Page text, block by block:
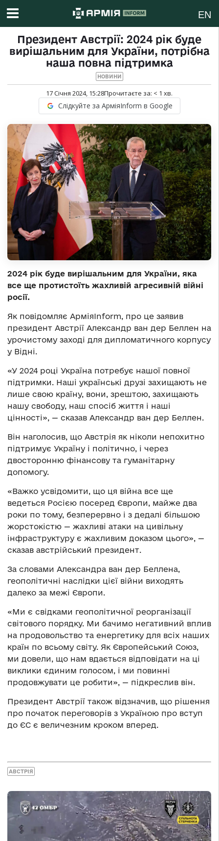
EN
Президент Австрії: 2024 рік буде
вирішальним для України, потрібна
наша повна підтримка
НОВИНИ
17 Січня 2024, 15:28Прочитаєте за: < 1 хв.
Слідкуйте за АрміяInform в Google
2024 рік буде вирішальним для України, яка
все ще протистоїть жахливій агресивній війні
росії.
Як повідомляє АрміяInform, про це заявив
президент Австрії Александр ван дер Беллен на
урочистому заході для дипломатичного корпусу
у Відні.
«У 2024 році Україна потребує нашої повної
підтримки. Наші українські друзі захищають не
лише свою країну, вони, зрештою, захищають
нашу свободу, наш спосіб життя і наші
цінності», — сказав Александр ван дер Беллен.
Він наголосив, що Австрія як ніколи непохитно
підтримує Україну і політично, і через
двосторонню фінансову та гуманітарну
допомогу.
«Важко усвідомити, що ця війна все ще
ведеться Росією посеред Європи, майже два
роки по тому, безперервно і з дедалі більшою
жорстокістю — жахливі атаки на цивільну
інфраструктуру є жахливим доказом цього», —
сказав австрійський президент.
За словами Александра ван дер Беллена,
геополітичні наслідки цієї війни виходять
далеко за межі Європи.
«Ми є свідками геополітичної реорганізації
світового порядку. Ми бачимо негативний вплив
на продовольство та енергетику для всіх наших
країн по всьому світу. Як Європейський Союз,
ми довели, що нам вдається відповідати на ці
виклики єдиним голосом, і ми повинні
продовжувати це робити», — підкреслив він.
Президент Австрії також відзначив, що рішення
про початок переговорів з Україною про вступ
до ЄС є величезним кроком вперед.
АВСТРІЯ